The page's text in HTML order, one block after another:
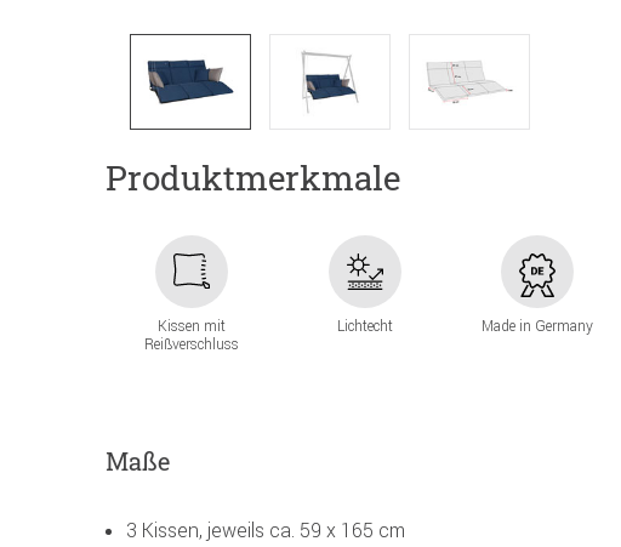
Produktmerkmale
Kissen mit
Reißverschluss
Lichtecht Made in Germany
Maße
3 Kissen, jeweils ca. 59 x 165 cm